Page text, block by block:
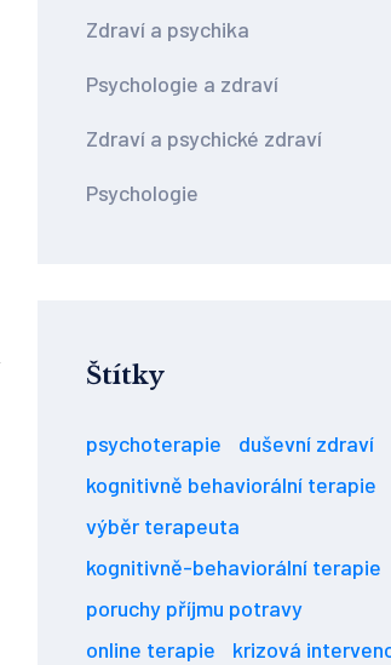
Zdraví a psychika
Psychologie a zdraví
Zdraví a psychické zdraví
Psychologie
Štítky
psychoterapie
duševní zdraví
kognitivně behaviorální terapie
výběr terapeuta
kognitivně-behaviorální terapie
poruchy příjmu potravy
online terapie
krizová